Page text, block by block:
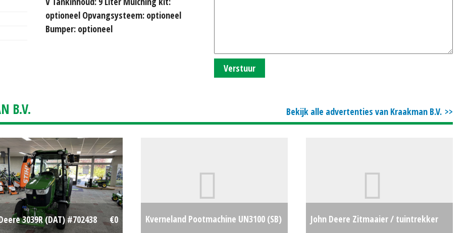
optioneel Opvangsysteem: optioneel
Bumper: optioneel
Verstuur
Bekijk alle advertenties van Kraakman B.V.
B.V.
3039R (DAT) #702438 €0
Kverneland Pootmachine UN3100 (SB)
John Deere Zitmaaier / tuintrekker